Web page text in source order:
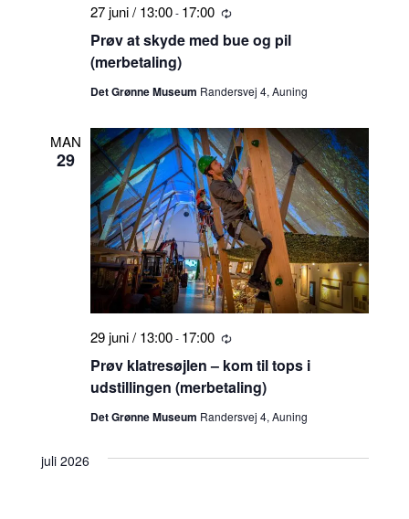
Prøv at skyde med bue og pil
(merbetaling)
27 juni / 13:00- 17:00 Tilbagevendende
Det Grønne Museum Randersvej 4, Auning
MAN
29
Prøv klatresøjlen – kom til tops i
udstillingen (merbetaling)
29 juni / 13:00- 17:00 Tilbagevendende
Det Grønne Museum Randersvej 4, Auning
juli 2026